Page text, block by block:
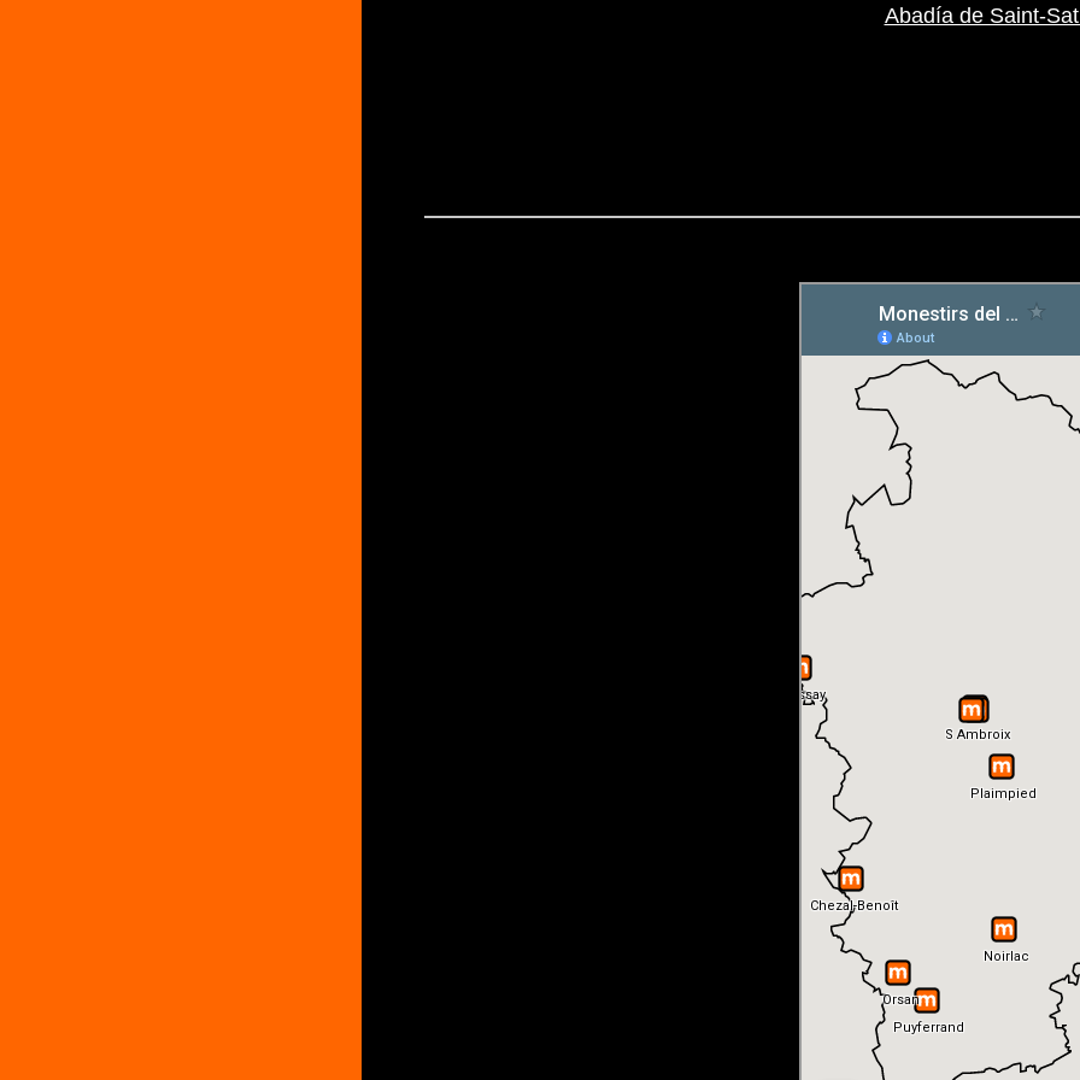
Abadía de Saint-